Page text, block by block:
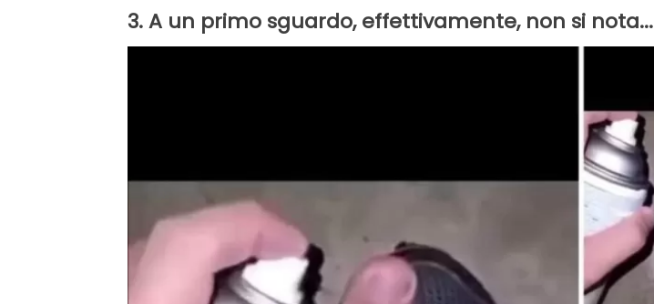
3. A un primo sguardo, effettivamente, non si nota...